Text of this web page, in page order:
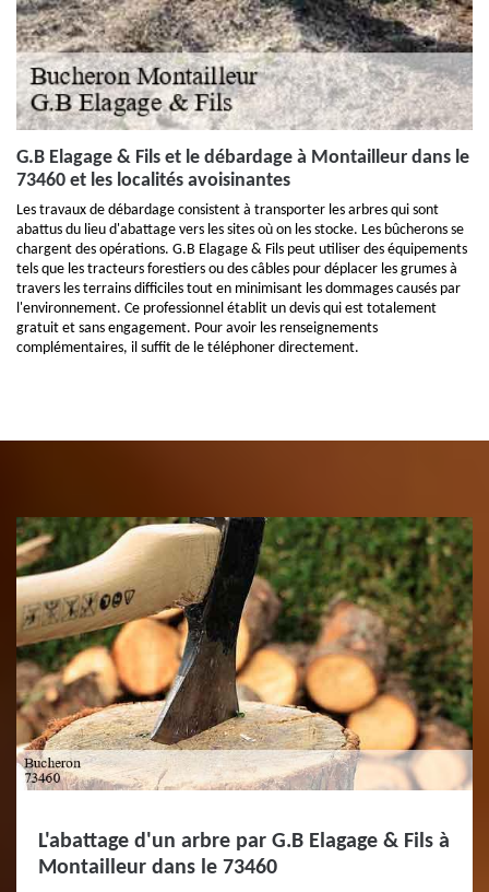
G.B Elagage & Fils et le débardage à Montailleur dans le
73460 et les localités avoisinantes
Les travaux de débardage consistent à transporter les arbres qui sont
abattus du lieu d'abattage vers les sites où on les stocke. Les bûcherons se
chargent des opérations. G.B Elagage & Fils peut utiliser des équipements
tels que les tracteurs forestiers ou des câbles pour déplacer les grumes à
travers les terrains difficiles tout en minimisant les dommages causés par
l'environnement. Ce professionnel établit un devis qui est totalement
gratuit et sans engagement. Pour avoir les renseignements
complémentaires, il suffit de le téléphoner directement.
L'abattage d'un arbre par G.B Elagage & Fils à
Montailleur dans le 73460